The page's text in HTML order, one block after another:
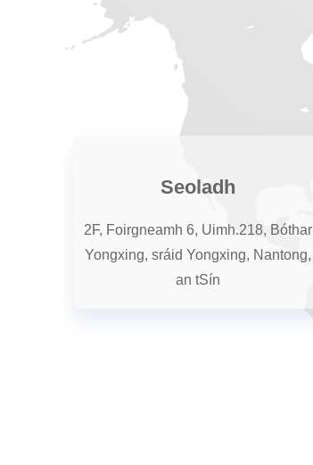
Seoladh
2F, Foirgneamh 6, Uimh.218, Bóthar
Yongxing, sráid Yongxing, Nantong,
an tSín